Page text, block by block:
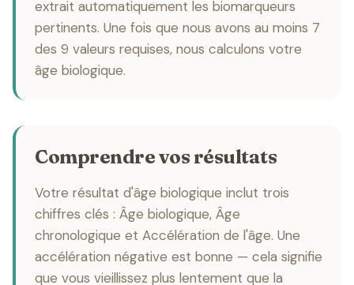
extrait automatiquement les biomarqueurs
pertinents. Une fois que nous avons au moins 7
des 9 valeurs requises, nous calculons votre
âge biologique.
Comprendre vos résultats
Votre résultat d'âge biologique inclut trois
chiffres clés : Âge biologique, Âge
chronologique et Accélération de l'âge. Une
accélération négative est bonne — cela signifie
que vous vieillissez plus lentement que la